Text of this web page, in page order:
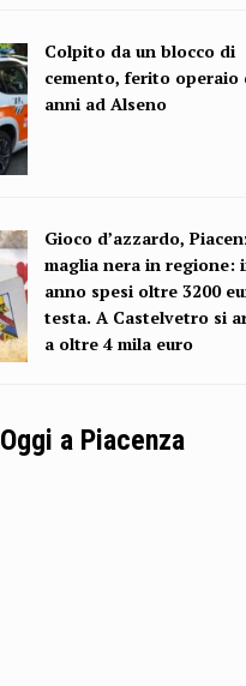
Colpito da un blocco di
cemento, ferito operaio
anni ad Alseno
Gioco d’azzardo,
maglia nera in regione:
anno spesi oltre 3200
testa. A Castelvetro si
a oltre 4 mila euro
Oggi a Piacenza